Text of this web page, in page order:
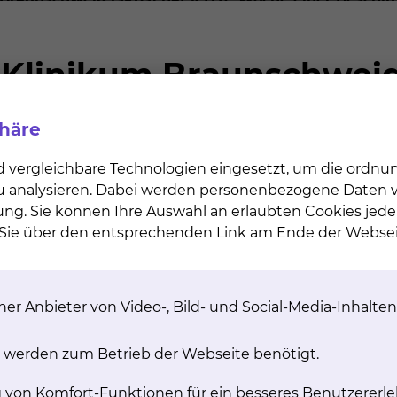
Voraussetzungen für ein reibungsloseres Arbeiten,
Dahmen, die Anfang Mai die medizinische
weiter vorangetrieben werden, im nächsten Schritt
von
Diese soll nicht vom Klinikum selbst oder der
fit für die Zukunft machen und bei den großen
vergleichbare Technologien eingesetzt, um die
Dabei werden personenbezogene Daten
Sie können Ihre Auswahl an erlaubten Cookies
über den entsprechenden Link am Ende der
Anbieter von Video-, Bild- und Social-Media-
werden zum Betrieb der Webseite benötigt.
Komfort-Funktionen für ein besseres